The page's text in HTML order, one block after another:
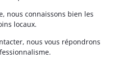
nous connaissons bien les
locaux.
nous vous répondrons